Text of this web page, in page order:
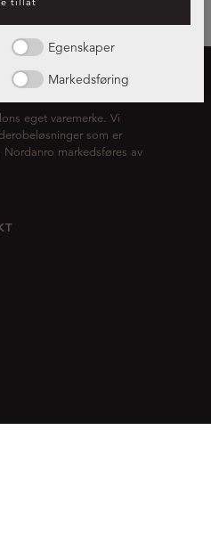
Egenskaper
Markedsføring
eget varemerke. Vi
som er
markedsføres av